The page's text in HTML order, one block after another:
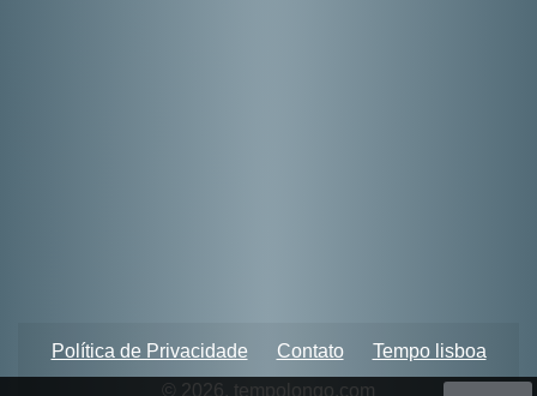
Política de Privacidade Contato
Tempo lisboa
© 2026, tempolongo.com